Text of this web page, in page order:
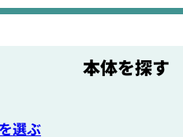
本体を探す
選ぶ